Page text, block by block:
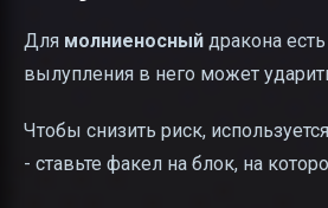
Для молниеносный дракона
вылупления в него может
Чтобы снизить риск,
- ставьте факел на блок, на